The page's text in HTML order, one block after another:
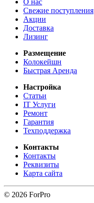
Свежие поступления
Акции
Доставка
Лизинг
Размещение
Колокейшн
Быстрая Аренда
Настройка
Статьи
IT Услуги
Ремонт
Гарантия
Техподдержка
Контакты
Контакты
Реквизиты
Карта сайта
© 2026 ForPro